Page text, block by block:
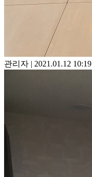
관리자 | 2021.01.12 10:19